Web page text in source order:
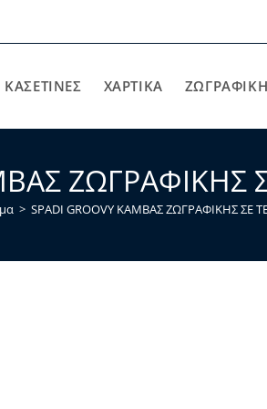
ΧΑΡΤΙΚΆ ΖΩΓΡΑΦΙΚΉ
ΖΩΓΡΑΦΙΚΗΣ
> SPADI GROOVY ΚΑΜΒΑΣ ΖΩΓΡΑΦΙΚΗΣ ΣΕ